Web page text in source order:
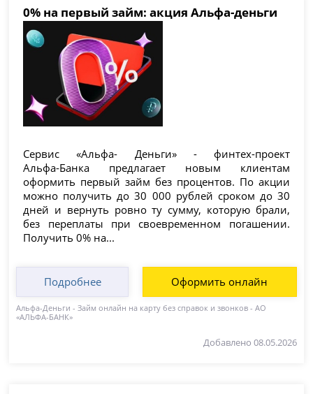
0% на первый займ: акция Альфа-деньги
Сервис «Альфа- Деньги» - финтех-проект
Альфа‑Банка предлагает новым клиентам
оформить первый займ без процентов. По акции
можно получить до 30 000 рублей сроком до 30
дней и вернуть ровно ту сумму, которую брали,
без переплаты при своевременном погашении.
Получить 0% на...
Подробнее Оформить онлайн
Альфа-Деньги - Займ онлайн на карту без справок и звонков - АО
«АЛЬФА-БАНК»
Добавлено 08.05.2026